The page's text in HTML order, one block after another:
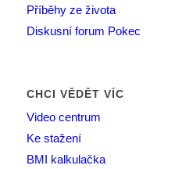
Příběhy ze života
Diskusní forum Pokec
CHCI VĚDĚT VÍC
Video centrum
Ke stažení
BMI kalkulačka